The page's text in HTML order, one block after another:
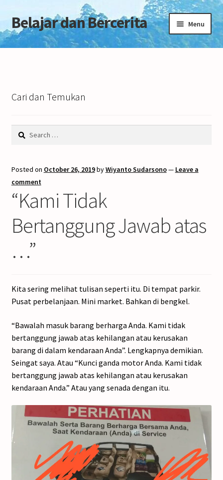
Skip
to
navigation
Skip
to
Belajar dan Bercerita Menu
Home
Cari dan Temukan
Search
Posted on October 26, 2019byWiyanto Sudarsono— Leave a
comment
“Kami Tidak
Bertanggung Jawab atas
…”
Kita sering melihat tulisan seperti itu. Di tempat parkir.
Pusat perbelanjaan. Mini market. Bahkan di bengkel.
“Bawalah masuk barang berharga Anda. Kami tidak
bertanggung jawab atas kehilangan atau kerusakan
barang di dalam kendaraan Anda”. Lengkapnya demikian.
Seingat saya. Atau “Kunci ganda motor Anda. Kami tidak
bertanggung jawab atas kehilangan atau kerusakan
kendaraan Anda.” Atau yang senada dengan itu.